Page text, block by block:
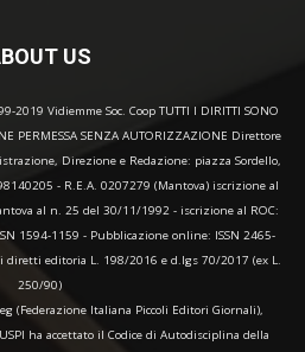
US
2019 Vidiemme Soc. Coop TUTTI I DIRITTI SONO
PERMESSA SENZA AUTORIZZAZIONE Direttore
Direzione e Redazione: piazza Sordello,
- R.E.A. 0207279 (Mantova) iscrizione al
al n. 25 del 30/11/1992 - iscrizione al ROC:
1594-1159 - Pubblicazione online: ISSN 2465-
diretti editoria L. 198/2016 e d.lgs 70/2017 (ex L.
250/90)
(Federazione Italiana Piccoli Editori Giornali),
ha accettato il Codice di Autodisciplina della